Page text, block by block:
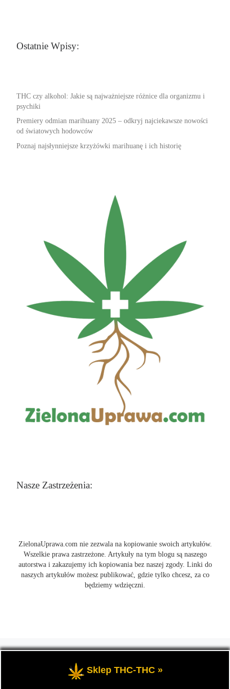
Ostatnie Wpisy:
THC czy alkohol: Jakie są najważniejsze różnice dla organizmu i
psychiki
Premiery odmian marihuany 2025 – odkryj najciekawsze nowości
od światowych hodowców
Poznaj najsłynniejsze krzyżówki marihuanę i ich historię
Nasze Zastrzeżenia:
ZielonaUprawa.com nie zezwala na kopiowanie swoich artykułów.
Wszelkie prawa zastrzeżone. Artykuły na tym blogu są naszego
autorstwa i zakazujemy ich kopiowania bez naszej zgody. Linki do
naszych artykułów możesz publikować, gdzie tylko chcesz, za co
będziemy wdzięczni.
wszystko o uprawie i hodowli marihunay, roślin konopi indoor
oraz outdoor.
Sklep THC-THC »